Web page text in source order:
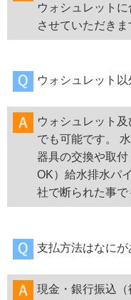
ウォシュレット
させていただきま
ウォシュレット
ウォシュレット
でも可能です。
器具の交換や取
OK）給水排水パ
社で断られた事で
支払方法はなにが
現金・銀行振込